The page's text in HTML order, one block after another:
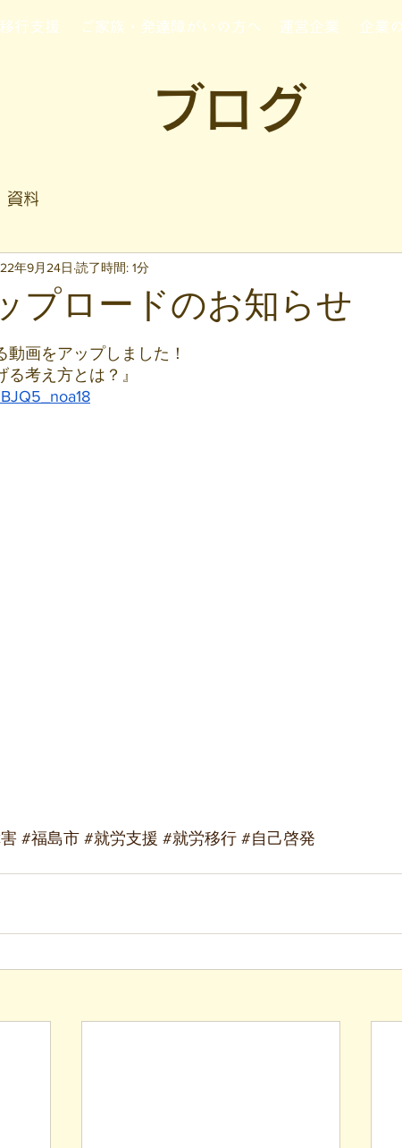
行支援 ご家族・発達障がいの方へ 運営企業 企業
ブログ
資料
プロードのお知らせ
年9月24日 読了時間: 1分
と評価されています。
動画をアップしました！
る考え方とは？』
#福島市 #就労支援 #就労移行 #自己啓発